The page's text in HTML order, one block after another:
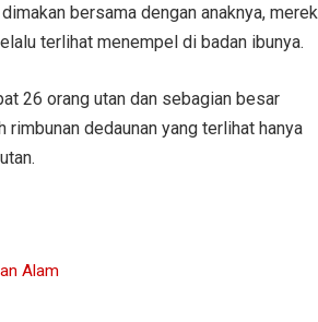
bersama dengan anaknya,
terlihat menempel di badan ibunya.
26 orang utan dan sebagian besar
dedaunan yang terlihat hanya
Alam